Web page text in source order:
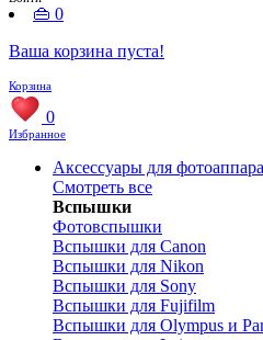
👜 0
Ваша корзина пуста!
Корзина
0
Избранное
Аксессуары для
Смотреть все
Вспышки
Фотовспышки
Вспышки для Canon
Вспышки для Nikon
Вспышки для Sony
Вспышки для Fujifilm
Вспышки для Olympus и